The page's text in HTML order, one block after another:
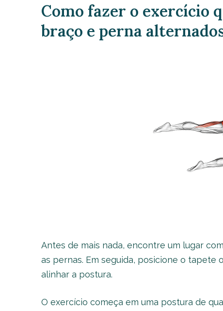
Como fazer o exercício
braço e perna
Antes de mais nada, encontre um lugar
as pernas. Em seguida, posicione o
alinhar a postura.
O exercício começa em uma postura de